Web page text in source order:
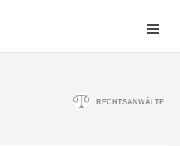
RECHTSANWÄLTE